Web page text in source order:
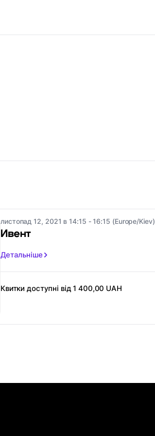
листопад 12, 2021 в 14:15 - 16:15 (Europe/Kiev)
Ивент
Детальніше
Квитки доступні від 1 400,00 UAH